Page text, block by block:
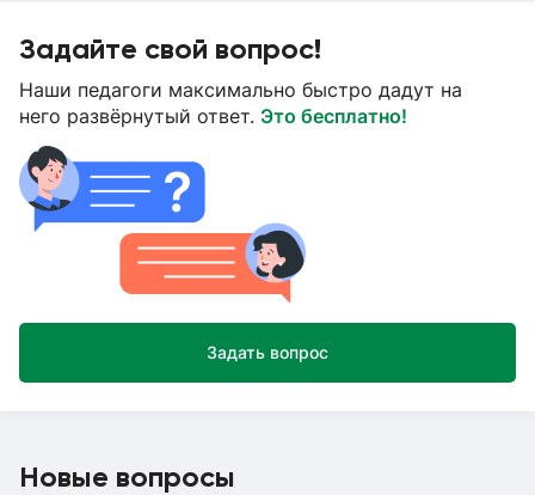
Задайте свой вопрос!
Наши педагоги максимально быстро дадут на
него развёрнутый ответ. Это бесплатно!
Задать вопрос
Новые вопросы